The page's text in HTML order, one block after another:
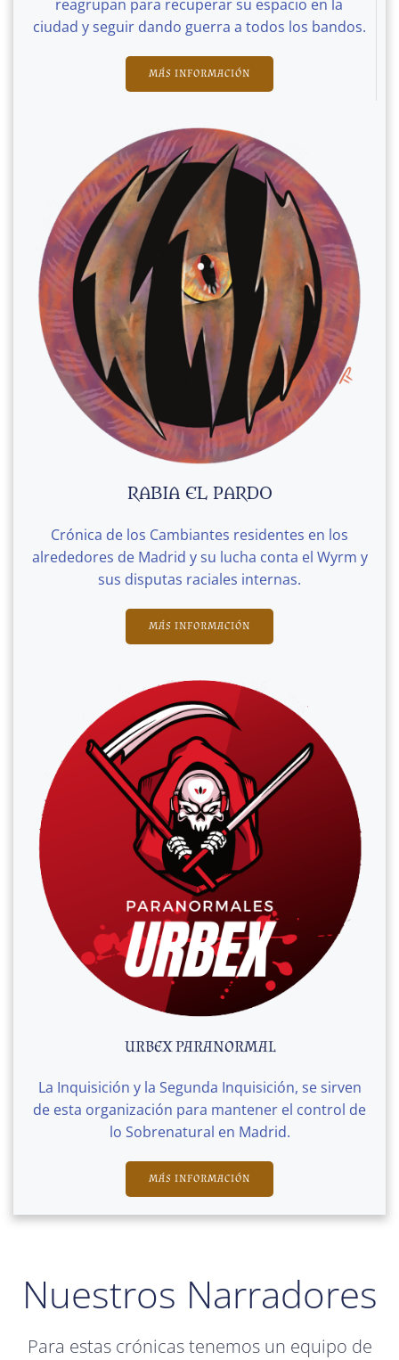
reagrupan para recuperar su espacio en la
ciudad y seguir dando guerra a todos los bandos.
MÁS INFORMACIÓN
RABIA EL PARDO
Crónica de los Cambiantes residentes en los
alrededores de Madrid y su lucha conta el Wyrm y
sus disputas raciales internas.
MÁS INFORMACIÓN
URBEX PARANORMAL
La Inquisición y la Segunda Inquisición, se sirven
de esta organización para mantener el control de
lo Sobrenatural en Madrid.
MÁS INFORMACIÓN
Nuestros Narradores
Para estas crónicas tenemos un equipo de